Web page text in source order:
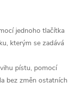
jednoho tlačítka
kterým se zadává
pístu, pomocí
bez změn ostatních